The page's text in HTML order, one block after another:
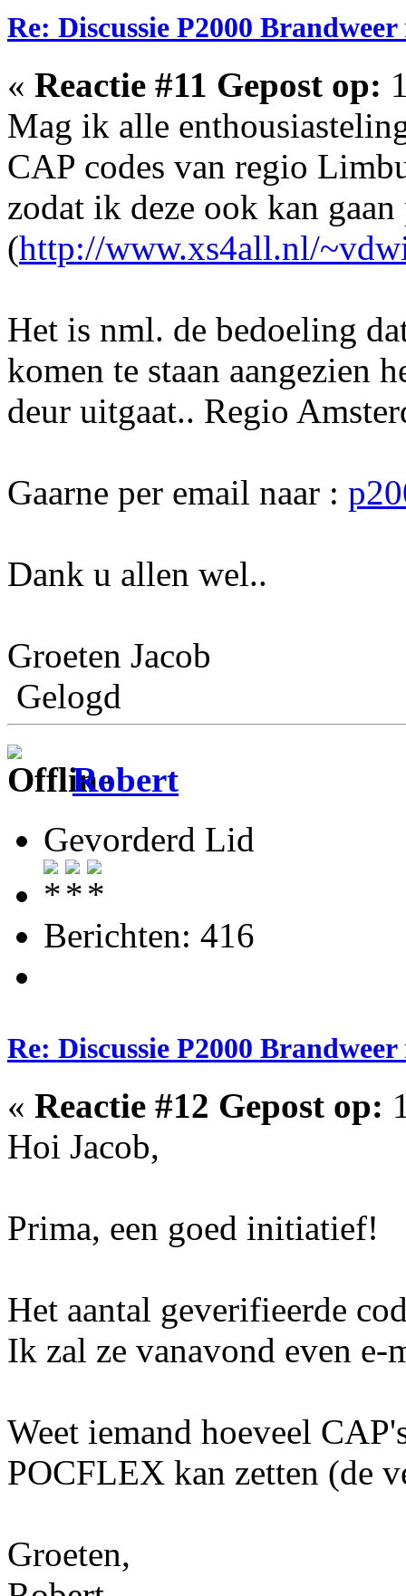
Re: Discussie P2000
« Reactie #11 Gepost op:
Mag ik alle
CAP codes van regio
zodat ik deze ook kan
(http://www.xs4all.nl/
Het is nml. de bedoeling
komen te staan aangezien
deur uitgaat.. Regio
Gaarne per email naar :
Dank u allen wel..
Groeten Jacob
Gelogd
Robert
Gevorderd Lid
Berichten: 416
Re: Discussie P2000
« Reactie #12 Gepost op:
Hoi Jacob,
Prima, een goed initiatief!
Het aantal geverifieerde
Ik zal ze vanavond even e-
Weet iemand hoeveel
POCFLEX kan zetten (de
Groeten,